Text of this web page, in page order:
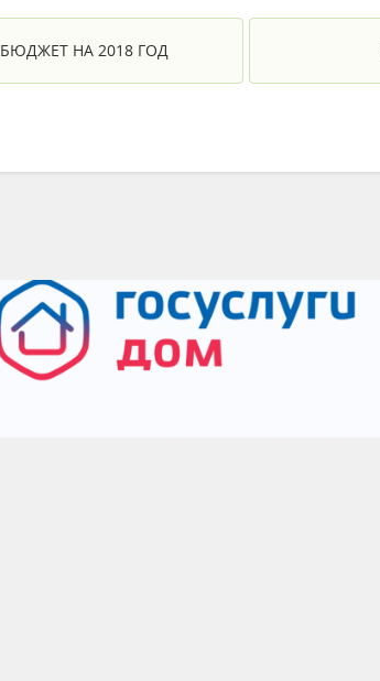
НА 2018 ГОД